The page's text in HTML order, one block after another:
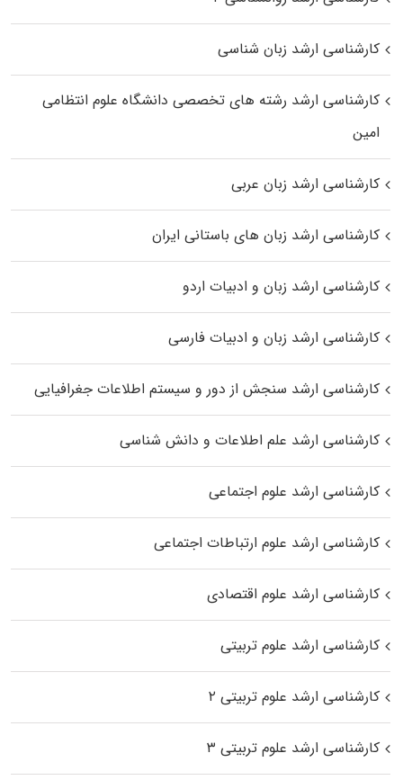
کارشناسی ارشد زبان شناسی
کارشناسی ارشد رﺷﺘﻪ ﻫﺎی تخصصی داﻧﺸﮕﺎه ﻋﻠﻮم انتظامی
اﻣﻴﻦ
کارشناسی ارشد زبان عربی
کارشناسی ارشد زبان‌ های باستانی ایران
کارشناسی ارشد زبان و ادبیات اردو
کارشناسی ارشد زبان و ادبیات فارسی
کارشناسی ارشد سنجش از دور و سیستم اطلاعات جغرافیایی
کارشناسی ارشد علم اطلاعات و دانش شناسی
کارشناسی ارشد علوم اجتماعی
کارشناسی ارشد علوم ارتباطات اجتماعی
کارشناسی ارشد علوم اقتصادی
کارشناسی ارشد علوم تربیتی
کارشناسی ارشد علوم تربیتی ۲
کارشناسی ارشد علوم تربیتی ۳